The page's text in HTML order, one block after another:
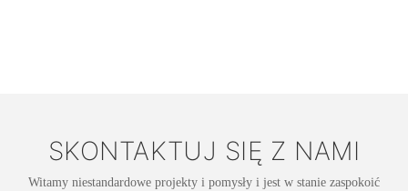
SKONTAKTUJ SIĘ Z NAMI
Witamy niestandardowe projekty i pomysły i jest w stanie zaspokoić